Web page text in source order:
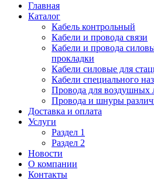
Главная
Каталог
Кабель контрольный
Кабели и провода связи
Кабели и провода
прокладки
Кабели силовые для
Кабели специального
Провода для воздушных
Провода и шнуры
Доставка и оплата
Услуги
Раздел 1
Раздел 2
Новости
О компании
Контакты